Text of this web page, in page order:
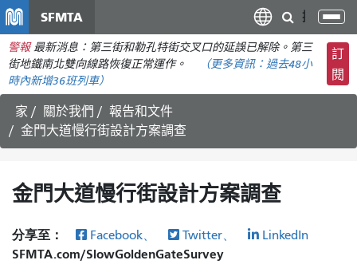
主
要
SFMTA
切
換
導
航
警報 最新消息：第三街和勒孔特街交叉口的延誤已解除。第三
街地鐵南北雙向線路恢復正常運作。
（更多資訊： 過去48小
時內新增36班列車）
訂
閱
家 關於我們
報告和文件
金門大道慢行街設計方案調查
金門大道慢行街設計方案調查
分享至： Facebook、 Twitter、 LinkedIn
SFMTA.com/SlowGoldenGateSurvey